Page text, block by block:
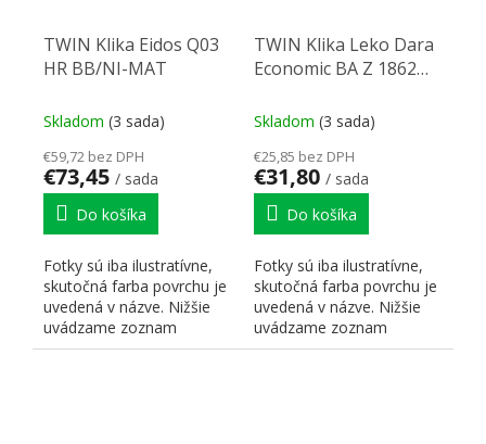
TWIN Klika Eidos Q03
HR BB/NI-MAT
Skladom (3 sada)
€59,72 bez DPH
€73,45 / sada
Do košíka
Fotky sú iba ilustratívne,
skutočná farba povrchu je
uvedená v názve. Nižšie
uvádzame zoznam
skratiek pre lepšiu...
TWIN Klika Leko Dara
Economic BA Z 1862
Skladom (3 sada)
€25,85 bez DPH
€31,80 / sada
Do košíka
Fotky sú iba ilustratívne,
skutočná farba povrchu je
uvedená v názve. Nižšie
uvádzame zoznam
skratiek pre lepšiu...